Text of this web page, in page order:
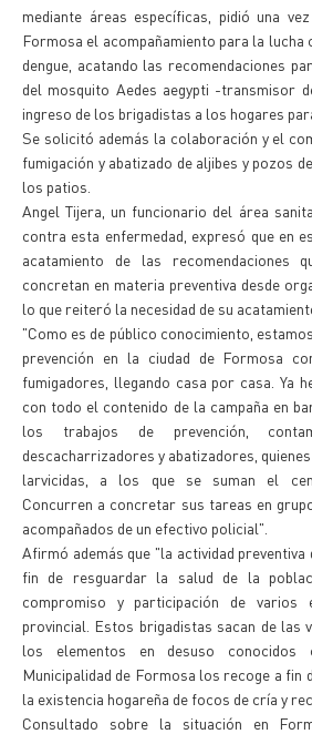
mediante áreas específicas, pidió una
Formosa el acompañamiento para la lucha
dengue, acatando las recomendaciones
del mosquito Aedes aegypti -transmisor
ingreso de los brigadistas a los hogares
Se solicitó además la colaboración y el
fumigación y abatizado de aljibes y pozos
los patios.
Angel Tijera, un funcionario del área
contra esta enfermedad, expresó que en
acatamiento de las recomendaciones
concretan en materia preventiva desde
lo que reiteró la necesidad de su
"Como es de público conocimiento,
prevención en la ciudad de Formosa
fumigadores, llegando casa por casa. Ya
con todo el contenido de la campaña en
los trabajos de prevención,
descacharrizadores y abatizadores,
larvicidas, a los que se suman el
Concurren a concretar sus tareas en
acompañados de un efectivo policial".
Afirmó además que "la actividad
fin de resguardar la salud de la
compromiso y participación de varios
provincial. Estos brigadistas sacan de las
los elementos en desuso
Municipalidad de Formosa los recoge a fin
la existencia hogareña de focos de cría y
Consultado sobre la situación en